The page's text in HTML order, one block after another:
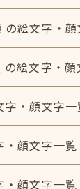
の絵文字・
の絵文字・
字・顔文字一
・顔文字一覧
・顔文字一覧